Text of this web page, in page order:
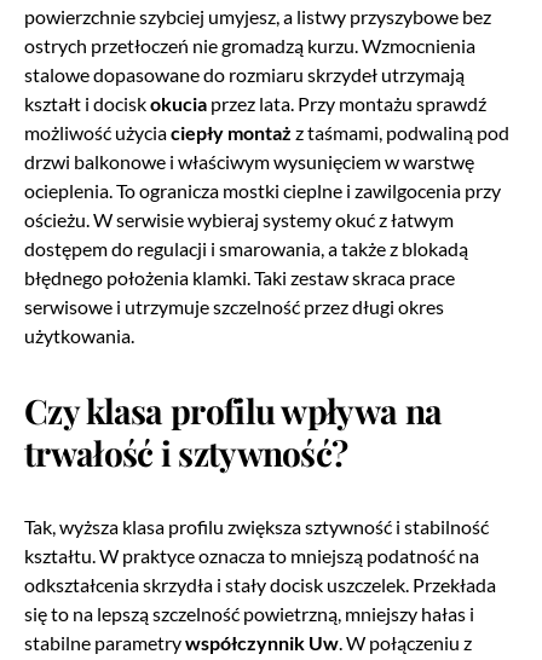
powierzchnie szybciej umyjesz, a listwy przyszybowe bez
ostrych przetłoczeń nie gromadzą kurzu. Wzmocnienia
stalowe dopasowane do rozmiaru skrzydeł utrzymają
kształt i dociskokucia przez lata. Przy montażu sprawdź
możliwość użyciaciepły montaż z taśmami, podwaliną pod
drzwi balkonowe i właściwym wysunięciem w warstwę
ocieplenia. To ogranicza mostki cieplne i zawilgocenia przy
ościeżu. W serwisie wybieraj systemy okuć z łatwym
dostępem do regulacji i smarowania, a także z blokadą
błędnego położenia klamki. Taki zestaw skraca prace
serwisowe i utrzymuje szczelność przez długi okres
użytkowania.
Czy klasa profilu wpływa na
trwałość i sztywność?
Tak, wyższa klasa profilu zwiększa sztywność i stabilność
kształtu. W praktyce oznacza to mniejszą podatność na
odkształcenia skrzydła i stały docisk uszczelek. Przekłada
się to na lepszą szczelność powietrzną, mniejszy hałas i
stabilne parametrywspółczynnik Uw. W połączeniu z